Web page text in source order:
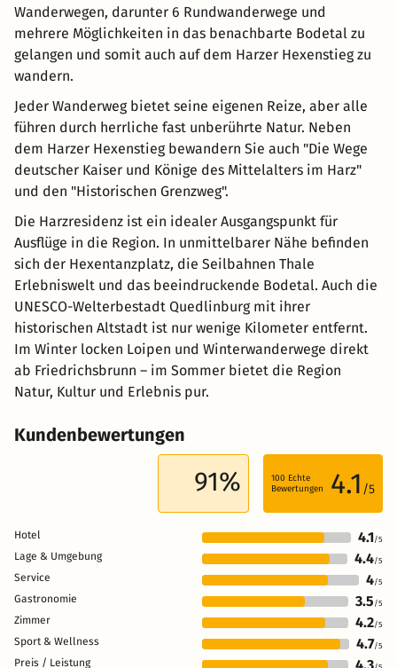
Wanderwegen, darunter 6 Rundwanderwege und
mehrere Möglichkeiten in das benachbarte Bodetal zu
gelangen und somit auch auf dem Harzer Hexenstieg zu
wandern.
Jeder Wanderweg bietet seine eigenen Reize, aber alle
führen durch herrliche fast unberührte Natur. Neben
dem Harzer Hexenstieg bewandern Sie auch "Die Wege
deutscher Kaiser und Könige des Mittelalters im Harz"
und den "Historischen Grenzweg".
Die Harzresidenz ist ein idealer Ausgangspunkt für
Ausflüge in die Region. In unmittelbarer Nähe befinden
sich der Hexentanzplatz, die Seilbahnen Thale
Erlebniswelt und das beeindruckende Bodetal. Auch die
UNESCO-Welterbestadt Quedlinburg mit ihrer
historischen Altstadt ist nur wenige Kilometer entfernt.
Im Winter locken Loipen und Winterwanderwege direkt
ab Friedrichsbrunn – im Sommer bietet die Region
Natur, Kultur und Erlebnis pur.
Kundenbewertungen
91% 100 Echte
Bewertungen
4.1 /5
Hotel 4.1/5
Lage & Umgebung 4.4/5
Service 4/5
Gastronomie 3.5 /5
Zimmer 4.2/5
Sport & Wellness 4.7/5
Preis / Leistung 4.3